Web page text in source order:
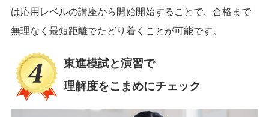
は応用レベルの講座から開始開始することで、合格まで
無理なく最短距離でたどり着くことが可能です。
東進模試と演習で
理解度をこまめにチェック